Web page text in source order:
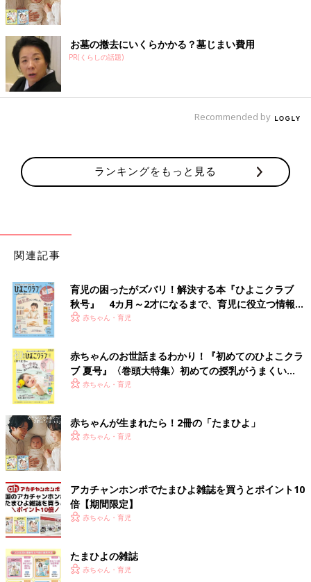
お墓の撤去にいくらかかる？墓じまい費用
PR(くらしの話題)
Recommended by
ランキングをもっと見る
関連記事
育児の困ったがズバリ！解決する本『ひよこクラブ
秋号』 4カ月～2才になるまで、育児に役立つ情報が
いっぱい！
赤ちゃん・育児
赤ちゃんのお世話まるわかり！『初めてのひよこクラ
ブ 夏号』〈巻頭大特集〉初めての授乳がうまくい
く！ おっぱい・ミルクの基本と夏のトラブル 解決テ
赤ちゃん・育児
赤ちゃんが生まれたら！2冊の「たまひよ」
赤ちゃん・育児
アカチャンホンポでたまひよ雑誌を買うとポイント10
倍【期間限定】
赤ちゃん・育児
たまひよの雑誌
赤ちゃん・育児